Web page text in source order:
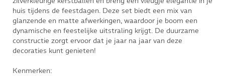
huis tijdens de feestdagen. Deze set biedt een mix van
glanzende en matte afwerkingen, waardoor je boom een
dynamische en feestelijke uitstraling krijgt. De duurzame
constructie zorgt ervoor dat je jaar na jaar van deze
decoraties kunt genieten!
Kenmerken: